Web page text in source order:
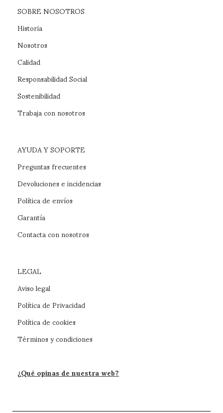
SOBRE NOSOTROS
Historia
Nosotros
Calidad
Responsabilidad Social
Sostenibilidad
Trabaja con nosotros
AYUDA Y SOPORTE
Preguntas frecuentes
Devoluciones e incidencias
Política de envíos
Garantía
Contacta con nosotros
LEGAL
Aviso legal
Política de Privacidad
Política de cookies
Términos y condiciones
¿Qué opinas de nuestra web?